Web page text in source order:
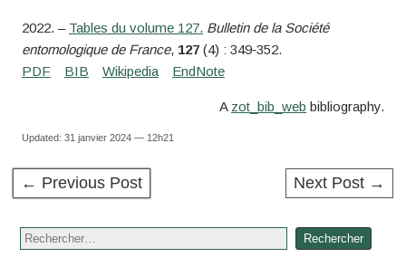
2022. – Tables du volume 127. Bulletin de la Société
entomologique de France, 127(4) : 349‑352.
A zot_bib_web bibliography.
Updated: 31 janvier 2024 — 12h21
← Previous Post Next Post →